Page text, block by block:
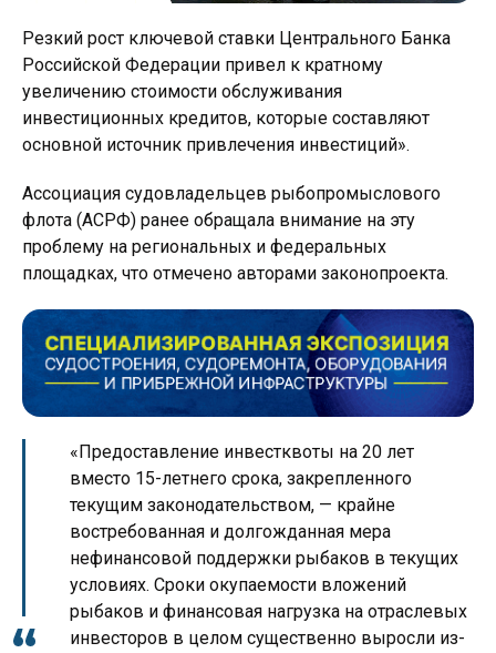
Резкий рост ключевой ставки Центрального Банка
Российской Федерации привел к кратному
увеличению стоимости обслуживания
инвестиционных кредитов, которые составляют
основной источник привлечения инвестиций».
Ассоциация судовладельцев рыбопромыслового
флота (АСРФ) ранее обращала внимание на эту
проблему на региональных и федеральных
площадках, что отмечено авторами законопроекта.
«Предоставление инвестквоты на 20 лет
вместо 15-летнего срока, закрепленного
текущим законодательством, — крайне
востребованная и долгожданная мера
нефинансовой поддержки рыбаков в текущих
условиях. Сроки окупаемости вложений
рыбаков и финансовая нагрузка на отраслевых
инвесторов в целом существенно выросли из-